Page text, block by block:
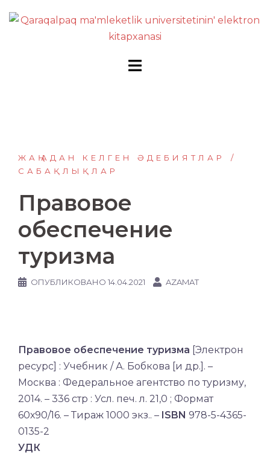
ЖАҢАДАН КЕЛГЕН ӘДЕБИЯТЛАР
САБАҚЛЫҚЛАР
Правовое
обеспечение
туризма
ОПУБЛИКОВАНО 14.04.2021 AZAMAT
Правовое обеспечение туризма [Электрон
ресурс] : Учебник / А. Бобкова [и др.]. –
Москва : Федеральное агентство по туризму,
2014. – 336 стр : Усл. печ. л. 21,0 ; Формат
60х90/16. – Тираж 1000 экз.. – ISBN 978-5-4365-
0135-2
УДК